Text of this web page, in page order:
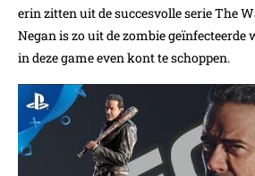
erin zitten uit de succesvolle serie The
Negan is zo uit de zombie geïnfecteerde
in deze game even kont te schoppen.